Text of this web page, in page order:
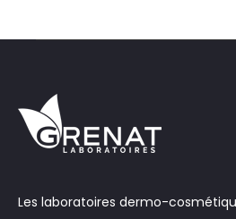
Les laboratoires dermo-